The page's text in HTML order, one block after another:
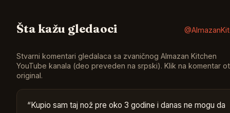
Šta kažu gledaoci
Stvarni komentari gledalaca sa zvaničnog Almazan Kitchen
YouTube kanala (deo preveden na srpski). Klik na komentar
original.
“ Kupio sam taj nož pre oko 3 godine i danas ne mogu da